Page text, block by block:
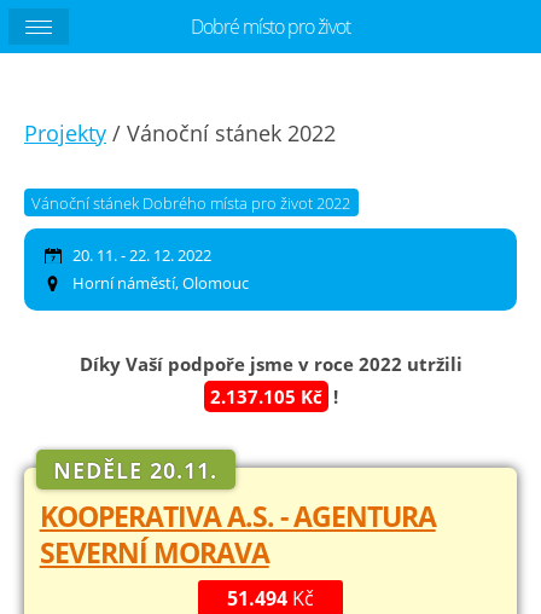
Projekty / Vánoční stánek 2022
Vánoční stánek Dobrého místa pro život 2022
20. 11. - 22. 12. 2022
Horní náměstí, Olomouc
Díky Vaší podpoře jsme v roce 2022 utržili
2.137.105 Kč !
NEDĚLE 20.11.
KOOPERATIVA A.S. - AGENTURA
SEVERNÍ MORAVA
51.494 Kč
Dobré místo pro život